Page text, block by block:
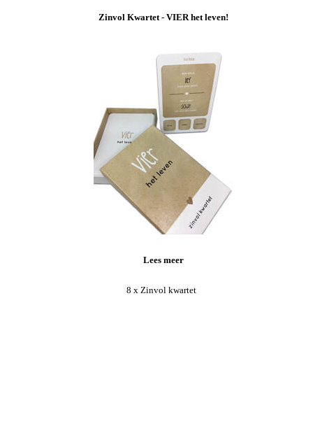
Zinvol Kwartet - VIER het leven!
Lees meer
8 x Zinvol kwartet